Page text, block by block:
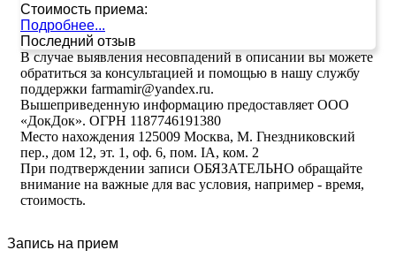
Стоимость приема:
Подробнее...
Последний отзыв
В случае выявления несовпадений в описании вы можете
обратиться за консультацией и помощью в нашу службу
поддержки farmamir@yandex.ru.
Вышеприведенную информацию предоставляет ООО
«ДокДок». ОГРН 1187746191380
Место нахождения 125009 Москва, М. Гнездниковский
пер., дом 12, эт. 1, оф. 6, пом. IA, ком. 2
При подтверждении записи ОБЯЗАТЕЛЬНО обращайте
внимание на важные для вас условия, например - время,
стоимость.
Запись на прием